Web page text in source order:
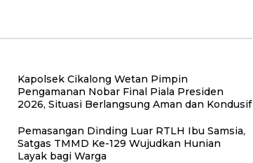
Air Bersih
Kapolsek Cikalong Wetan Pimpin
Pengamanan Nobar Final Piala Presiden
2026, Situasi Berlangsung Aman dan Kondusif
Pemasangan Dinding Luar RTLH Ibu Samsia,
Satgas TMMD Ke-129 Wujudkan Hunian
Layak bagi Warga